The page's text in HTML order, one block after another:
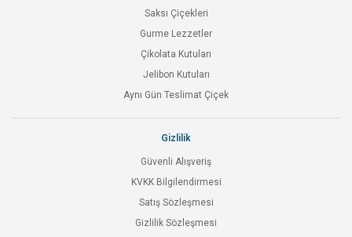
Saksı Çiçekleri
Gurme Lezzetler
Çikolata Kutuları
Jelibon Kutuları
Aynı Gün Teslimat Çiçek
Gizlilik
Güvenli Alışveriş
KVKK Bilgilendirmesi
Satış Sözleşmesi
Gizlilik Sözleşmesi